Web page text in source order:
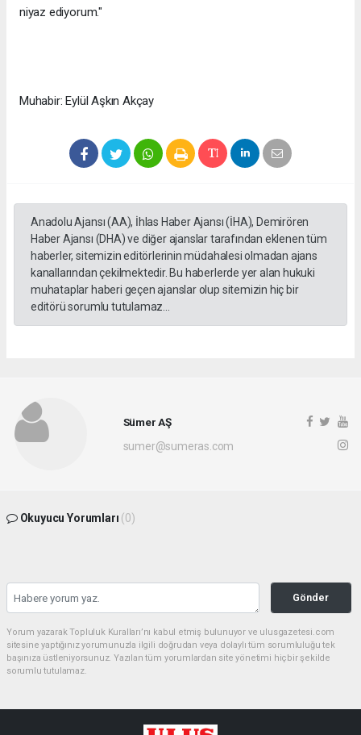
niyaz ediyorum."
Muhabir: Eylül Aşkın Akçay
Anadolu Ajansı (AA), İhlas Haber Ajansı (İHA), Demirören
Haber Ajansı (DHA) ve diğer ajanslar tarafından eklenen tüm
haberler, sitemizin editörlerinin müdahalesi olmadan ajans
kanallarından çekilmektedir. Bu haberlerde yer alan hukuki
muhataplar haberi geçen ajanslar olup sitemizin hiç bir
editörü sorumlu tutulamaz...
Sümer AŞ
sumer@sumeras.com
Okuyucu Yorumları (0)
Gönder
Yorum yazarak Topluluk Kuralları’nı kabul etmiş bulunuyor ve ulusgazetesi.com
sitesine yaptığınız yorumunuzla ilgili doğrudan veya dolaylı tüm sorumluluğu tek
başınıza üstleniyorsunuz. Yazılan tüm yorumlardan site yönetimi hiçbir şekilde
sorumlu tutulamaz.